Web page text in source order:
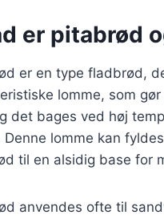
er pitabrød
er en type fladbrød,
lomme, som
det bages ved høj
Denne lomme kan
til en alsidig base for
anvendes ofte til